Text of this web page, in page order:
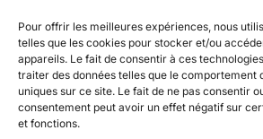
Pour offrir les meilleures expériences, nous
telles que les cookies pour stocker et/ou
appareils. Le fait de consentir à ces
traiter des données telles que le comportement
uniques sur ce site. Le fait de ne pas consentir
consentement peut avoir un effet négatif sur
et fonctions.
Coordonnées
Tel: 03.21.09.02.52
contact@pf-resibeau.fr